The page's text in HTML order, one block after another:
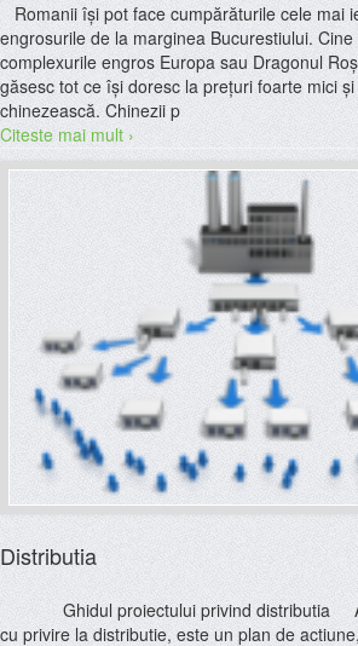
Romanii îşi pot face cumpărăturile cele mai
engrosurile de la marginea Bucurestiului.
complexurile engros Europa sau Dragonul
găsesc tot ce îşi doresc la preţuri foarte mici
chinezească. Chinezii p
Citeste mai mult ›
Distributia
Ghidul proiectului privind distributia
cu privire la distributie, este un plan de